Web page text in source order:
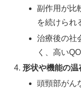
副作用が比
を続けられ
治療後の社
く、高い
形状や機能の温
頭頸部がん